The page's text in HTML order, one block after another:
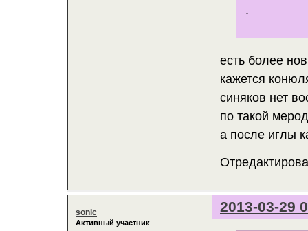
.
есть более
кажется
синяков нет
по такой
а после иглы
2013-03-29
sonic
Активный участник